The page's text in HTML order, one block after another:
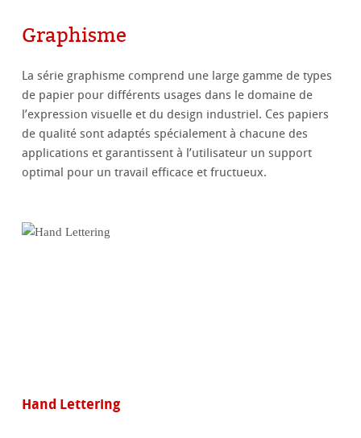
Graphisme
La série graphisme comprend une large gamme de types
de papier pour différents usages dans le domaine de
l’expression visuelle et du design industriel. Ces papiers
de qualité sont adaptés spécialement à chacune des
applications et garantissent à l’utilisateur un support
optimal pour un travail efficace et fructueux.
Hand Lettering